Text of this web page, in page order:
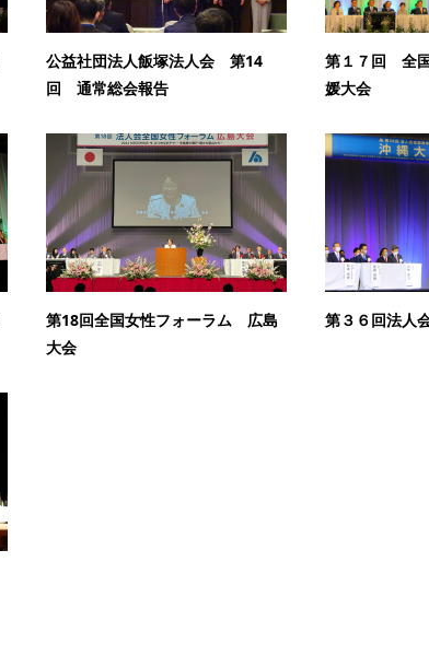
公益社団法人飯塚法人会 第14
回 通常総会報告
第１７回 全
媛大会
第18回全国女性フォーラム 広島
大会
第３６回法人